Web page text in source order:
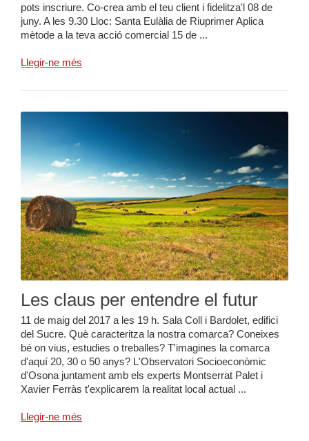
pots inscriure. Co-crea amb el teu client i fidelitza'l 08 de
juny. A les 9.30 Lloc: Santa Eulàlia de Riuprimer Aplica
mètode a la teva acció comercial 15 de ...
Llegir-ne més
Les claus per entendre el futur
11 de maig del 2017 a les 19 h. Sala Coll i Bardolet, edifici
del Sucre. Què caracteritza la nostra comarca? Coneixes
bé on vius, estudies o treballes? T'imagines la comarca
d'aquí 20, 30 o 50 anys? L'Observatori Socioeconòmic
d'Osona juntament amb els experts Montserrat Palet i
Xavier Ferràs t'explicarem la realitat local actual ...
Llegir-ne més